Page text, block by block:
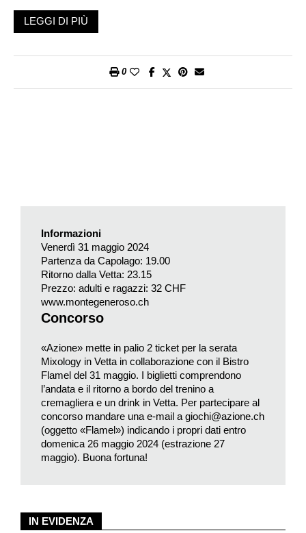
fondamentale che guida entrambe le istituzioni, riconosciute da
Svizzera Turismo.
LEGGI DI PIÙ
0
IN EVIDENZA
Informazioni
Venerdì 31 maggio 2024
Partenza da Capolago: 19.00
Ritorno dalla Vetta: 23.15
Prezzo: adulti e ragazzi: 32 CHF
​​​​​​​www.montegeneroso.ch
Concorso
«Azione» mette in palio 2 ticket per la serata
Mixology in Vetta in collaborazione con il Bistro
Flamel del 31 maggio. I biglietti comprendono
l’andata e il ritorno a bordo del trenino a
cremagliera e un drink in Vetta. Per partecipare al
concorso mandare una e-mail a giochi@azione.ch
(oggetto «Flamel») indicando i propri dati entro
domenica 26 maggio 2024 (estrazione 27
maggio). Buona fortuna!